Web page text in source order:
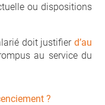
ou dispositions
doit justifier d’au
au service du
?